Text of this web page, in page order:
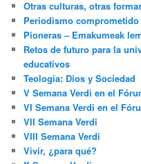
Otras culturas, otras
Periodismo
Pioneras – Emakumeak
Retos de futuro para la
educativos
Teología: Dios y Sociedad
V Semana Verdi en el
VI Semana Verdi en el
VII Semana Verdi
VIII Semana Verdi
Vivir, ¿para qué?